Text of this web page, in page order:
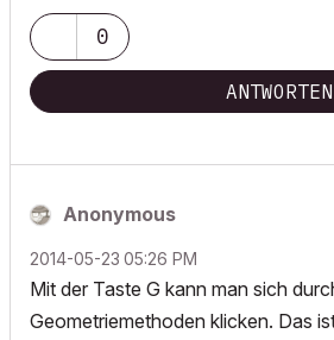
0
ANTWORTEN
Anonymous
‎2014-05-23 05:26 PM
Mit der Taste G kann man sich
Geometriemethoden klicken. Das